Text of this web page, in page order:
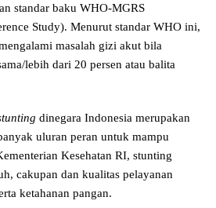
standar baku WHO-MGRS
Study). Menurut standar WHO ini,
masalah gizi akut bila
lebih dari 20 persen atau balita
dinegara Indonesia merupakan
uluran peran untuk mampu
Kesehatan RI, stunting
cakupan dan kualitas pelayanan
ketahanan pangan.